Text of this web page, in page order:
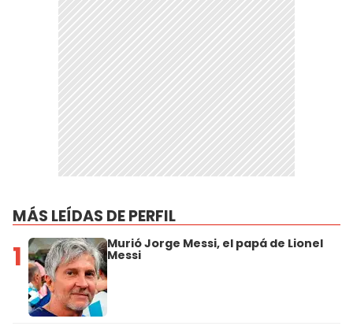
MÁS LEÍDAS DE PERFIL
1 Murió Jorge Messi, el papá de Lionel
Messi